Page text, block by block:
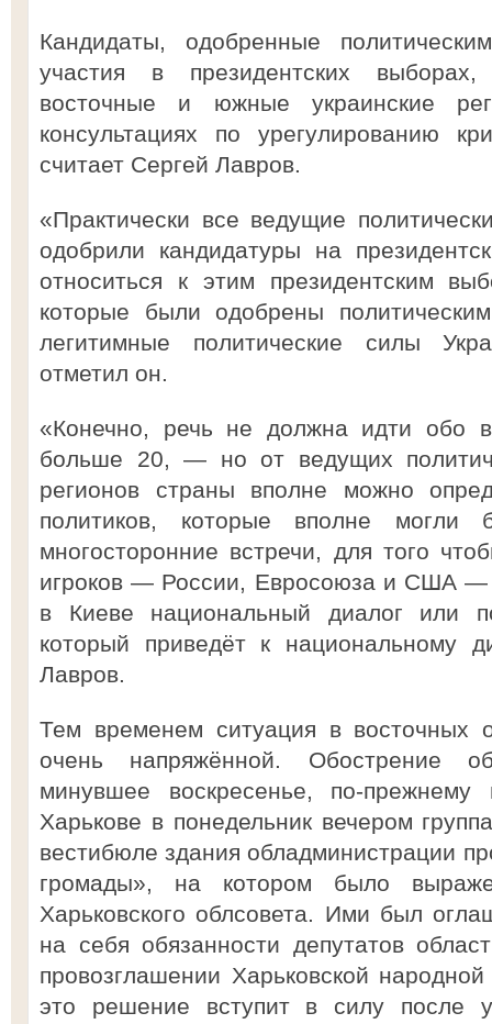
Кандидаты, одобренные
участия в президентских
восточные и южные украинские
консультациях по урегулированию
считает Сергей Лавров.
«Практически все ведущие
одобрили кандидатуры на
относиться к этим президентским
которые были одобрены
легитимные политические силы
отметил он.
«Конечно, речь не должна идти обо
больше 20, — но от ведущих
регионов страны вполне можно
политиков, которые вполне
многосторонние встречи, для того
игроков — России, Евросоюза и США —
в Киеве национальный диалог или
который приведёт к национальному
Лавров.
Тем временем ситуация в восточных
очень напряжённой. Обострение
минувшее воскресенье, по-прежнему
Харькове в понедельник вечером
вестибюле здания обладминистрации
громады», на котором было
Харьковского облсовета. Ими был
на себя обязанности депутатов
провозглашении Харьковской
это решение вступит в силу после